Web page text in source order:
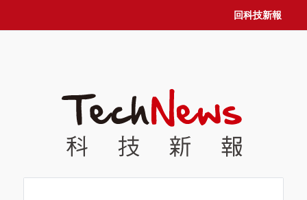
回科技新報